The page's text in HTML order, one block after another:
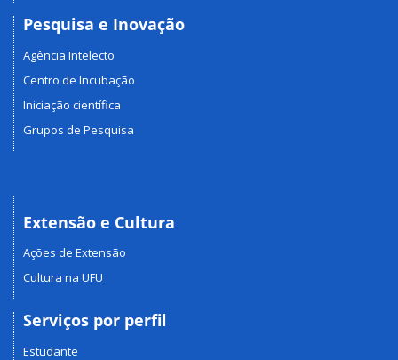
Pesquisa e Inovação
Agência Intelecto
Centro de Incubação
Iniciação científica
Grupos de Pesquisa
Extensão e Cultura
Ações de Extensão
Cultura na UFU
Serviços por perfil
Estudante